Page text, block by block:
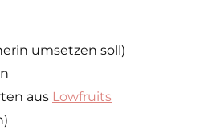
umsetzen soll)
aus Lowfruits